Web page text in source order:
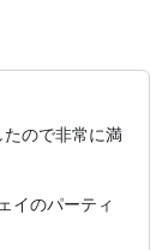
ので非常に満
イのパーティ